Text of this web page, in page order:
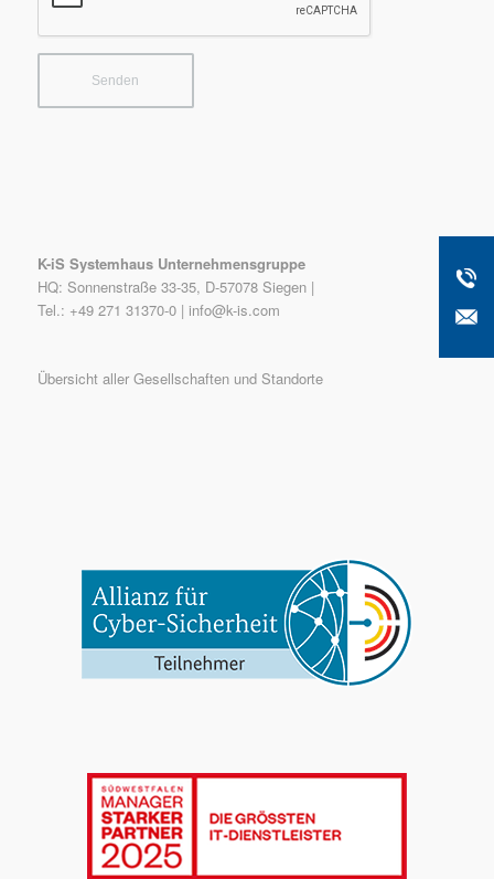
K-iS Systemhaus Unternehmensgruppe
HQ: Sonnenstraße 33-35, D-57078 Siegen |
Tel.: +49 271 31370-0 | info@k-is.com
Übersicht aller Gesellschaften und Standorte